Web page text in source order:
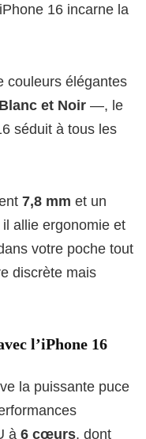
16 incarne la
couleurs élégantes
et Noir —, le
séduit à tous les
7,8 mm et un
il allie ergonomie et
votre poche tout
discrète mais
l’iPhone 16
la puissante puce
à 6 cœurs, dont